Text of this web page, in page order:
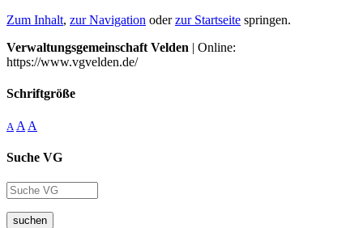
Zum Inhalt, zur Navigation oderzur Startseite springen.
Verwaltungsgemeinschaft Velden | Online:
https://www.vgvelden.de/
Schriftgröße
A A A
Suche VG
suchen